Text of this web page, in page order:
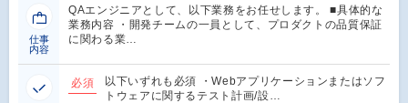
仕事
内容
QAエンジニアとして、以下業務をお任せします。 ■具体的な
業務内容 ・開発チームの一員として、プロダクトの品質保証
に関わる業…
必須
以下いずれも必須 ・Webアプリケーションまたはソフ
トウェアに関するテスト計画/設…